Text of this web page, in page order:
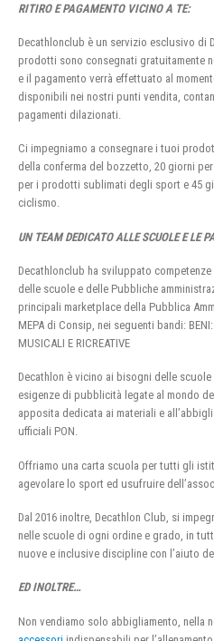
RITIRO E PAGAMENTO VICINO A TE:
Decathlonclub è un servizio esclusivo di
prodotti sono consegnati gratuitamente
e il pagamento verrà effettuato al
disponibili nei nostri punti vendita,
pagamenti dilazionati.
Ci impegniamo a consegnare i tuoi
della conferma del bozzetto, 20 giorni
per i prodotti sublimati degli sport e 45
ciclismo.
UN TEAM DEDICATO ALLE SCUOLE E LE
Decathlonclub ha sviluppato
delle scuole e delle Pubbliche
principali marketplace della Pubblica
MEPA di Consip, nei seguenti bandi: BENI:
MUSICALI E RICREATIVE
Decathlon è vicino ai bisogni delle
esigenze di pubblicità legate al mondo
apposita dedicata ai materiali e
ufficiali PON.
Offriamo una carta scuola per tutti gli
agevolare lo sport ed usufruire
Dal 2016 inoltre, Decathlon Club, si
nelle scuole di ogni ordine e grado, in
nuove e inclusive discipline con l’aiuto
ED INOLTRE…
Non vendiamo solo abbigliamento, nella